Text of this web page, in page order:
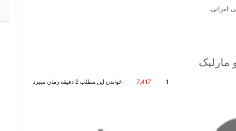
امرائی
مارلیک
1
7,417 خواندن این مطلب 2 دقیقه زمان میبرد